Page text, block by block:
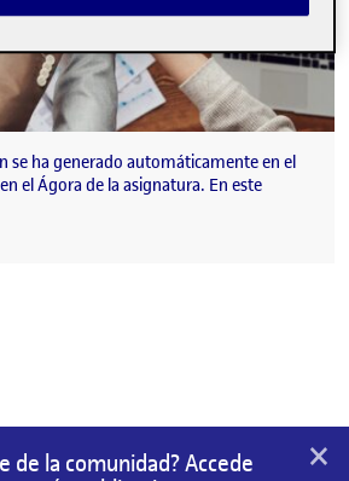
se ha generado automáticamente en el
el Ágora de la asignatura. En este
de la comunidad? Accede
×